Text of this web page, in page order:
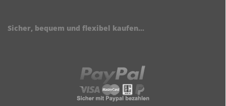
Sicher, bequem und flexibel kaufen...